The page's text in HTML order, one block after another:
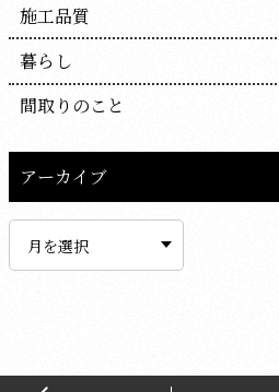
施工品質
暮らし
間取りのこと
アーカイブ
イ